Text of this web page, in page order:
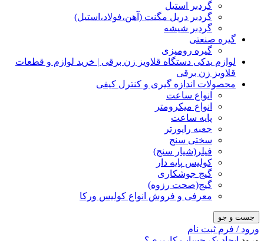
گردبر استیل
گردبر دریل مگنت (آهن،فولاد،استیل)
گردبر شیشه
گیره صنعتی
گیره رومیزی
لوازم یدکی دستگاه قلاویز زن برقی | خرید لوازم و قطعات
قلاویز زن برقی
محصولات اندازه گیری و کنترل کیفی
انواع ساعت
انواع میکرومتر
پایه ساعت
جعبه راپورتر
سختی سنج
فیلر(شیار سنج)
کولیس پایه دار
گیج جوشکاری
گیج(صحت رزوه)
معرفی و فروش انواع کولیس ورکا
جست و جو
ورود / فرم ثبت نام